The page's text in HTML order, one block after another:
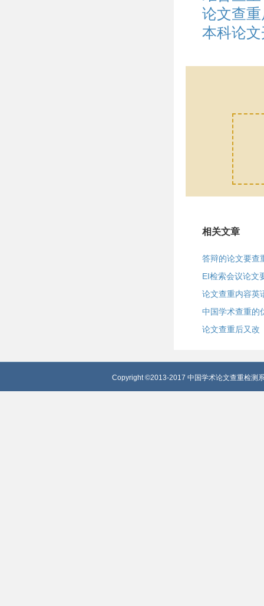
论文查
本科论
相关文章
答辩的论文要查
EI检索会议论文
论文查重内容英
中国学术查重的
论文查重后又改
Copyright ©2013-2017 中国学术论文查重检